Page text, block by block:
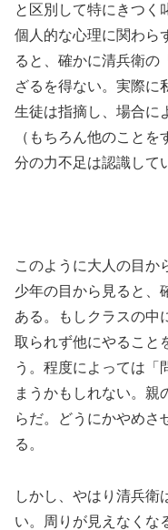
と区別して特にきつく
個人的な心理に関わら
ると、確かに清兵衛の
ざるを得ない。実際に
生徒は指摘し、場合に
（もちろん他のこと
分の力不足は認識して
このように大人の目か
少年の目から見ると、
ある。もしクラスの中
取られず他にやること
う。程度によっては「
まうかもしれない。親
らだ。どうにかやめさ
る。
しかし、やはり清兵衛
い。周りが見えなくな